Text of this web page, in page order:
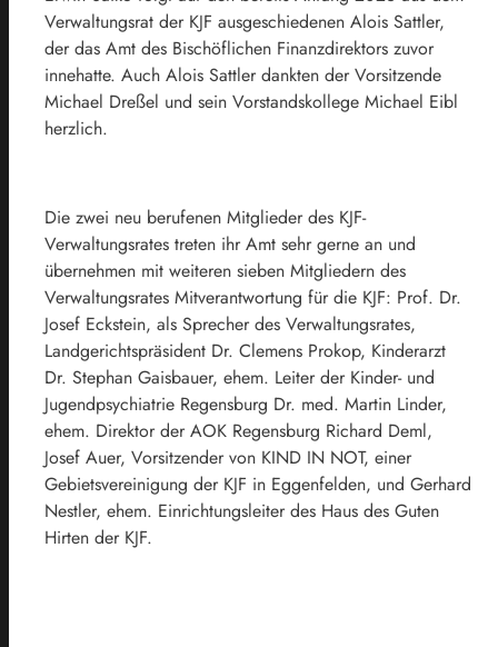
Verwaltungsrat der KJF ausgeschiedenen Alois Sattler,
der das Amt des Bischöflichen Finanzdirektors zuvor
innehatte. Auch Alois Sattler dankten der Vorsitzende
Michael Dreßel und sein Vorstandskollege Michael Eibl
herzlich.
Die zwei neu berufenen Mitglieder des KJF-
Verwaltungsrates treten ihr Amt sehr gerne an und
übernehmen mit weiteren sieben Mitgliedern des
Verwaltungsrates Mitverantwortung für die KJF: Prof. Dr.
Josef Eckstein, als Sprecher des Verwaltungsrates,
Landgerichtspräsident Dr. Clemens Prokop, Kinderarzt
Dr. Stephan Gaisbauer, ehem. Leiter der Kinder- und
Jugendpsychiatrie Regensburg Dr. med. Martin Linder,
ehem. Direktor der AOK Regensburg Richard Deml,
Josef Auer, Vorsitzender von KIND IN NOT, einer
Gebietsvereinigung der KJF in Eggenfelden, und Gerhard
Nestler, ehem. Einrichtungsleiter des Haus des Guten
Hirten der KJF.